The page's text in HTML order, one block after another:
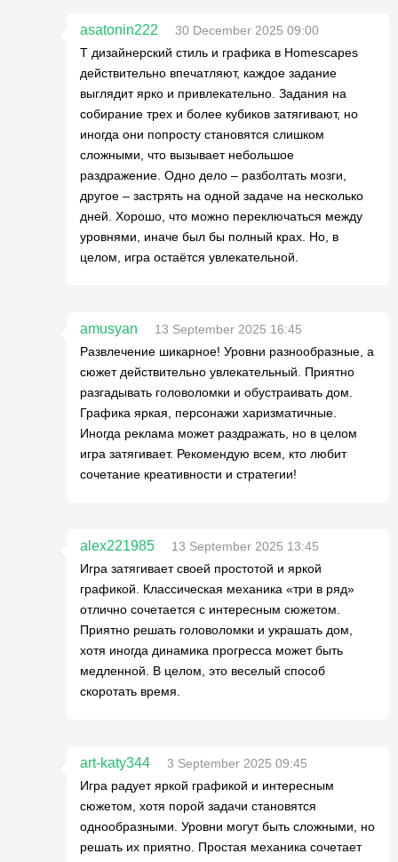
asatonin222
30 December 2025 09:00
Т дизайнерский стиль и графика в Homescapes
действительно впечатляют, каждое задание
выглядит ярко и привлекательно. Задания на
собирание трех и более кубиков затягивают, но
иногда они попросту становятся слишком
сложными, что вызывает небольшое
раздражение. Одно дело – разболтать мозги,
другое – застрять на одной задаче на несколько
дней. Хорошо, что можно переключаться между
уровнями, иначе был бы полный крах. Но, в
целом, игра остаётся увлекательной.
amusyan
13 September 2025 16:45
Развлечение шикарное! Уровни разнообразные, а
сюжет действительно увлекательный. Приятно
разгадывать головоломки и обустраивать дом.
Графика яркая, персонажи харизматичные.
Иногда реклама может раздражать, но в целом
игра затягивает. Рекомендую всем, кто любит
сочетание креативности и стратегии!
alex221985
13 September 2025 13:45
Игра затягивает своей простотой и яркой
графикой. Классическая механика «три в ряд»
отлично сочетается с интересным сюжетом.
Приятно решать головоломки и украшать дом,
хотя иногда динамика прогресса может быть
медленной. В целом, это веселый способ
скоротать время.
art-katy344
3 September 2025 09:45
Игра радует яркой графикой и интересным
сюжетом, хотя порой задачи становятся
однообразными. Уровни могут быть сложными, но
решать их приятно. Простая механика сочетает